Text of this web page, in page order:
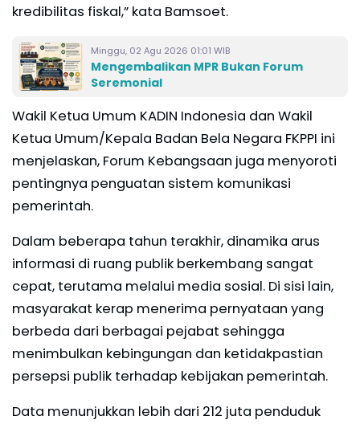
kredibilitas fiskal,” kata Bamsoet.
Minggu, 02 Agu 2026 01:01 WIB
Mengembalikan MPR Bukan Forum
Seremonial
Wakil Ketua Umum KADIN Indonesia dan Wakil
Ketua Umum/Kepala Badan Bela Negara FKPPI ini
menjelaskan, Forum Kebangsaan juga menyoroti
pentingnya penguatan sistem komunikasi
pemerintah.
Dalam beberapa tahun terakhir, dinamika arus
informasi di ruang publik berkembang sangat
cepat, terutama melalui media sosial. Di sisi lain,
masyarakat kerap menerima pernyataan yang
berbeda dari berbagai pejabat sehingga
menimbulkan kebingungan dan ketidakpastian
persepsi publik terhadap kebijakan pemerintah.
Data menunjukkan lebih dari 212 juta penduduk